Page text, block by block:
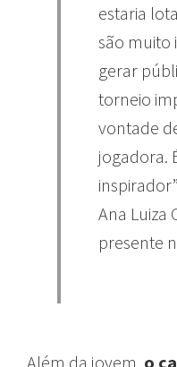
estaria
são muito
gerar
torneio
vontade
jogadora.
Ana Luiza
presente
Além da jovem, o